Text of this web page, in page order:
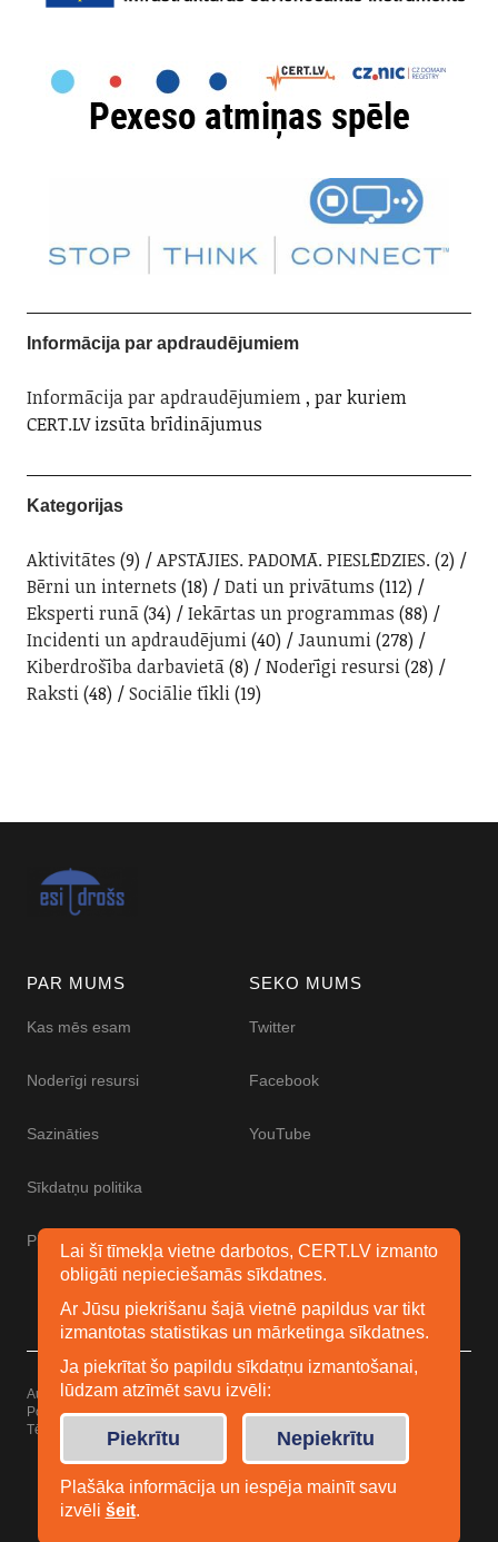
Informācija par apdraudējumiem
Informācija par apdraudējumiem, par kuriem
CERT.LV izsūta brīdinājumus
Kategorijas
Aktivitātes (9) APSTĀJIES. PADOMĀ. PIESLĒDZIES. (2)
Bērni un internets (18) Dati un privātums (112)
Eksperti runā(34) Iekārtas un programmas (88)
Incidenti un apdraudējumi(40) Jaunumi(278)
Kiberdrošība darbavietā(8) Noderīgi resursi(28)
Raksti(48) Sociālie tīkli(19)
PAR MUMS
Kas mēs esam
Noderīgi resursi
Sazināties
Sīkdatņu politika
Piekļūstamības paziņojums
SEKO MUMS
Twitter
Facebook
YouTube
Autortiesības © 2026 Esidrošs
Powered byWordPress
Tēma: Uku noElmastudio
Lai šī tīmekļa vietne darbotos, CERT.LV izmanto
obligāti nepieciešamās sīkdatnes.
Ar Jūsu piekrišanu šajā vietnē papildus var tikt
izmantotas statistikas un mārketinga sīkdatnes.
Ja piekrītat šo papildu sīkdatņu izmantošanai,
lūdzam atzīmēt savu izvēli:
Piekrītu Nepiekrītu
Plašāka informācija un iespēja mainīt savu
izvēli šeit.